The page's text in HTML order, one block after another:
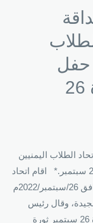
حفل
الذكرى ال 60 من ثورة 26
الطلاب اليمنيين
– كوتاهيا يقيم حفل الذكرى ال 60 من ثورة 26 سبتمبر.* اقام اتحاد
الطلاب اليمنيين فرع كوتاهيا يوم الإثنين الموافق 26/سبتمبر/2022م
اليمنية المجيدة، وقال رئيس
اتحاد الطلبة في كوتاها أ. محمد راجح إن ثورة 26 سبتمبر ثورة